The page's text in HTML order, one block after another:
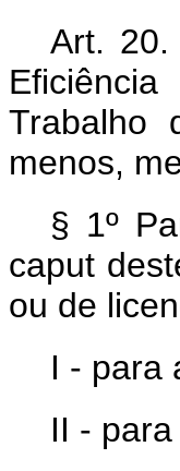
Art. 20.
Trabalho
menos,
§ 1º
caput
ou de
I - para
II -